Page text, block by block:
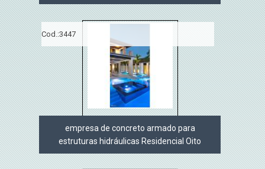
Cod.:3447
empresa de concreto armado para
estruturas hidráulicas Residencial Oito